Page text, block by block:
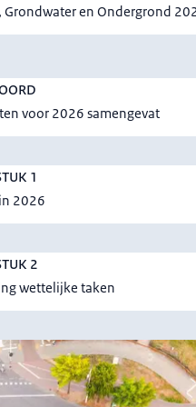
Grondwater en Ondergrond
voor 2026 samengevat
1
2026
2
wettelijke taken